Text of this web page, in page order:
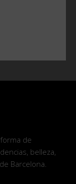
de
belleza,
Barcelona.